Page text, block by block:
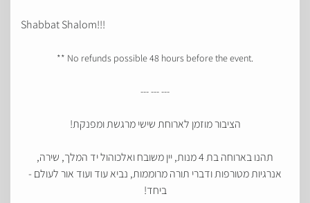
Shabbat Shalom!!!
** No refunds possible 48 hours before the event.
--- --- ---
הציבור מוזמן לארוחת שישי מרגשת ומפנקת!
תהנו בארוחה בת 4 מנות, יין משובח ואלכוהול יד המלך, שירה,
אנרגיות מטורפות ודברי תורה מרוממות, נביא עוד ועוד אור לעולם -
ביחד!